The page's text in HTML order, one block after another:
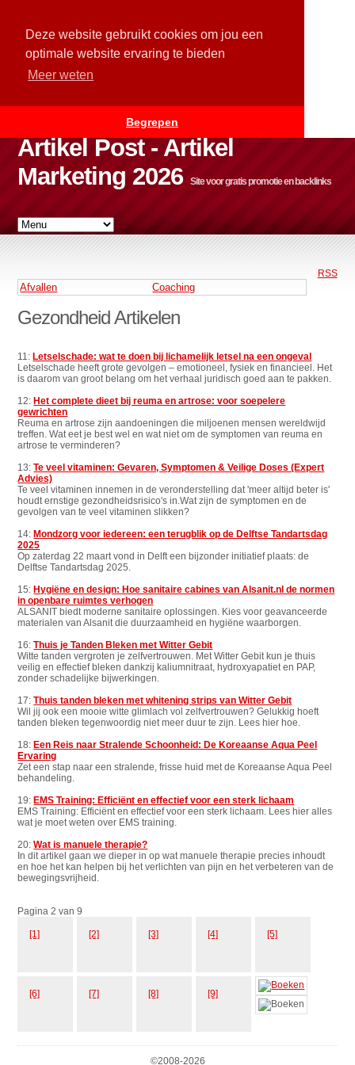
Deze website gebruikt cookies om jou een
optimale website ervaring te bieden
Meer weten
Begrepen
Artikel Post - Artikel
Marketing 2026
Site voor gratis promotie en backlinks
RSS
Afvallen Coaching
Gezondheid Artikelen
11:Letselschade: wat te doen bij lichamelijk letsel na een ongeval
Letselschade heeft grote gevolgen – emotioneel, fysiek en financieel. Het
is daarom van groot belang om het verhaal juridisch goed aan te pakken.
12:Het complete dieet bij reuma en artrose: voor soepelere
gewrichten
Reuma en artrose zijn aandoeningen die miljoenen mensen wereldwijd
treffen. Wat eet je best wel en wat niet om de symptomen van reuma en
artrose te verminderen?
13:Te veel vitaminen: Gevaren, Symptomen & Veilige Doses (Expert
Advies)
Te veel vitaminen innemen in de veronderstelling dat 'meer altijd beter is'
houdt ernstige gezondheidsrisico's in.Wat zijn de symptomen en de
gevolgen van te veel vitaminen slikken?
14:Mondzorg voor iedereen: een terugblik op de Delftse Tandartsdag
2025
Op zaterdag 22 maart vond in Delft een bijzonder initiatief plaats: de
Delftse Tandartsdag 2025.
15:Hygiëne en design: Hoe sanitaire cabines van Alsanit.nl de normen
in openbare ruimtes verhogen
ALSANIT biedt moderne sanitaire oplossingen. Kies voor geavanceerde
materialen van Alsanit die duurzaamheid en hygiëne waarborgen.
16:Thuis je Tanden Bleken met Witter Gebit
Witte tanden vergroten je zelfvertrouwen. Met Witter Gebit kun je thuis
veilig en effectief bleken dankzij kaliumnitraat, hydroxyapatiet en PAP,
zonder schadelijke bijwerkingen.
17:Thuis tanden bleken met whitening strips van Witter Gebit
Wil jij ook een mooie witte glimlach vol zelfvertrouwen? Gelukkig hoeft
tanden bleken tegenwoordig niet meer duur te zijn. Lees hier hoe.
18:Een Reis naar Stralende Schoonheid: De Koreaanse Aqua Peel
Ervaring
Zet een stap naar een stralende, frisse huid met de Koreaanse Aqua Peel
behandeling.
19:EMS Training: Efficiënt en effectief voor een sterk lichaam
EMS Training: Efficiënt en effectief voor een sterk lichaam. Lees hier alles
wat je moet weten over EMS training.
20:Wat is manuele therapie?
In dit artikel gaan we dieper in op wat manuele therapie precies inhoudt
en hoe het kan helpen bij het verlichten van pijn en het verbeteren van de
bewegingsvrijheid.
Pagina 2 van 9
[1] [2] [3] [4] [5]
[6] [7] [8] [9]
©2008-2026